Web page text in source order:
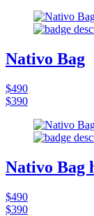
Nativo Bag
$490
$390
Nativo Bag
$490
$390